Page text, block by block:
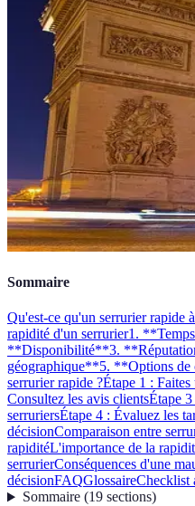
Sommaire
Qu'est-ce qu'un serrurier rapide
rapidité d'un serrurier1.
**Disponibilité**3.
géographique**5. **Options de
serrurier rapide ?Étape 1 :
Consultez les avis clientsÉtape
serruriersÉtape 4 : Évaluez les
décisionComparaison entre
rapiditéL'importance de la
serrurierConséquences d'une
décisionFAQGlossaireChecklist
Sommaire(19 sections)